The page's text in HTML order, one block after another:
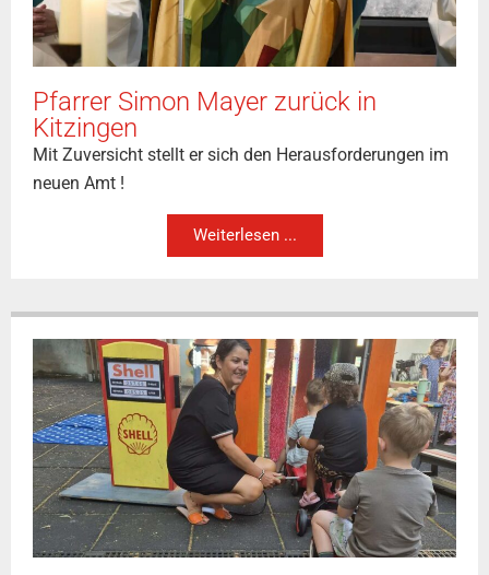
Pfarrer Simon Mayer zurück in
Kitzingen
Mit Zuversicht stellt er sich den Herausforderungen im
neuen Amt !
Weiterlesen ...